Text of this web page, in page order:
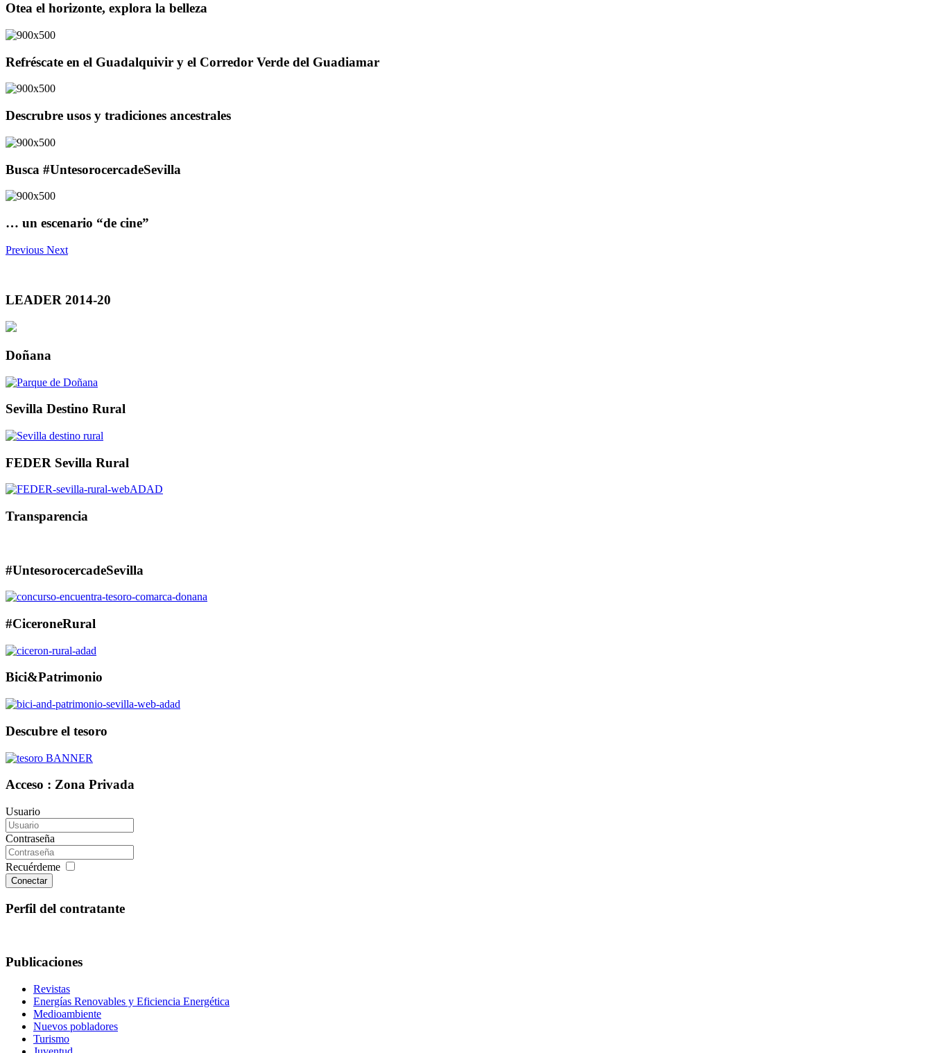
Otea el horizonte, explora la belleza
Refréscate en el Guadalquivir y el Corredor Verde del Guadiamar
Descrubre usos y tradiciones ancestrales
Busca #UntesorocercadeSevilla
… un escenario “de cine”
Previous Next
LEADER 2014-20
Doñana
Sevilla Destino Rural
FEDER Sevilla Rural
Transparencia
#UntesorocercadeSevilla
#CiceroneRural
Bici&Patrimonio
Descubre el tesoro
Acceso : Zona Privada
Usuario
Contraseña
Recuérdeme
Conectar
Perfil del contratante
Publicaciones
Revistas
Energías Renovables y Eficiencia Energética
Medioambiente
Nuevos pobladores
Turismo